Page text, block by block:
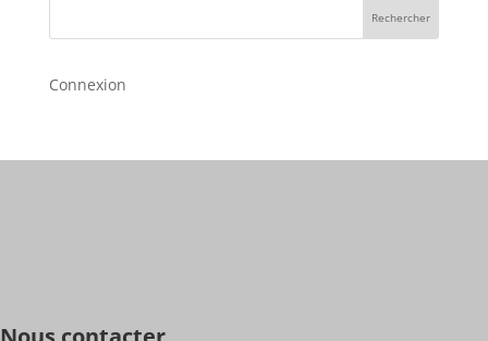
Rechercher
Connexion